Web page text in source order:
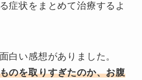
症状をまとめて治療するよ
白い感想がありました。
のを取りすぎたのか、お腹